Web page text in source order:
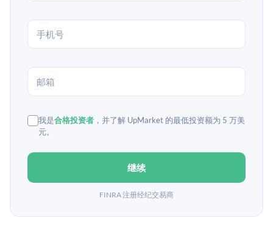
我是合格投资者 ，并了解 UpMarket 的最低投资额为 5 万美
元。
继续
FINRA 注册经纪交易商